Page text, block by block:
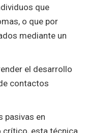
que
o que por
mediante un
el desarrollo
contactos
pasivas en
crítico, esta técnica